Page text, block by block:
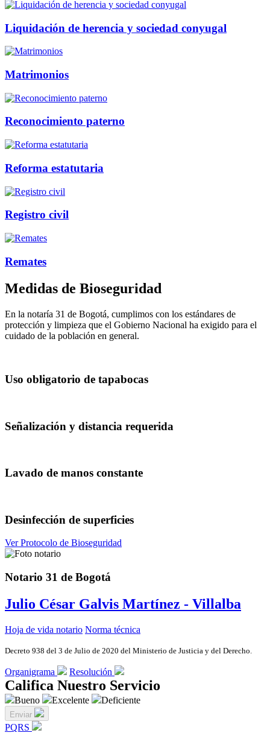
Liquidación de herencia y sociedad conyugal
Matrimonios
Reconocimiento paterno
Reforma estatutaria
Registro civil
Remates
Medidas de Bioseguridad
En la notaría 31 de Bogotá, cumplimos con los estándares de
protección y limpieza que el Gobierno Nacional ha exigido para el
cuidado de la población en general.
Uso obligatorio de tapabocas
Señalización y distancia requerida
Lavado de manos constante
Desinfección de superficies
Ver Protocolo de Bioseguridad
Notario 31 de Bogotá
Julio César Galvis Martínez - Villalba
Hoja de vida notario Norma técnica
Decreto 938 del 3 de Julio de 2020 del Ministerio de Justicia y del Derecho.
Organigrama Resolución
Califica Nuestro Servicio
Bueno Excelente Deficiente
Enviar
PQRS